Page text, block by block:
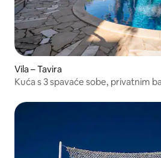
Vila – Tavira
Kuća s 3 spavaće sobe, privatnim